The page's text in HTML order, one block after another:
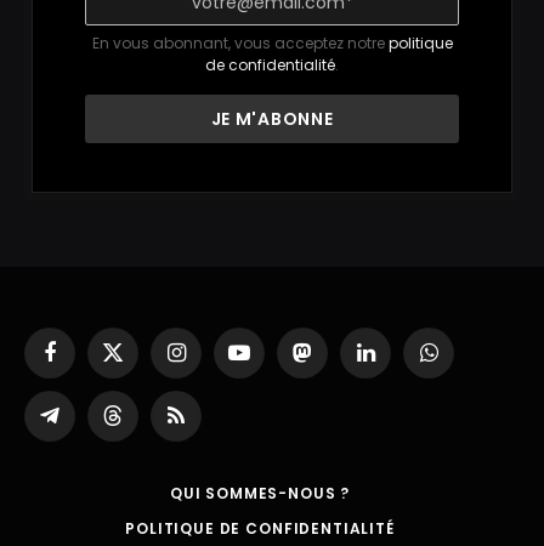
En vous abonnant, vous acceptez notrepolitique
de confidentialité.
Facebook
X
(Twitter)
InstagramYouTubeMastodonLinkedInWhatsApp
Partager
sur
ThreadsRSS
QUI SOMMES-NOUS ?
POLITIQUE DE CONFIDENTIALITÉ